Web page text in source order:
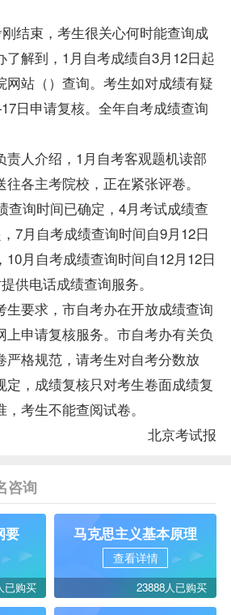
结束，考生很关心何时能查询成
了解到，1月自考成绩自3月12日起
网站（）查询。考生如对成绩有疑
日申请复核。全年自考成绩查询
责人介绍，1月自考客观题机读部
各主考院校，正在紧张评卷。
查询时间已确定，4月考试成绩查
7月自考成绩查询时间自9月12日
月自考成绩查询时间自12月12日
供电话成绩查询服务。
要求，市自考办在开放成绩查询
上申请复核服务。市自考办有关负
严格规范，请考生对自考分数放
定，成绩复核只对考生卷面成绩复
考生不能查阅试卷。
北京考试报
咨询
要
已购买
马克思主义基本原理
查看详情
23888人已购买